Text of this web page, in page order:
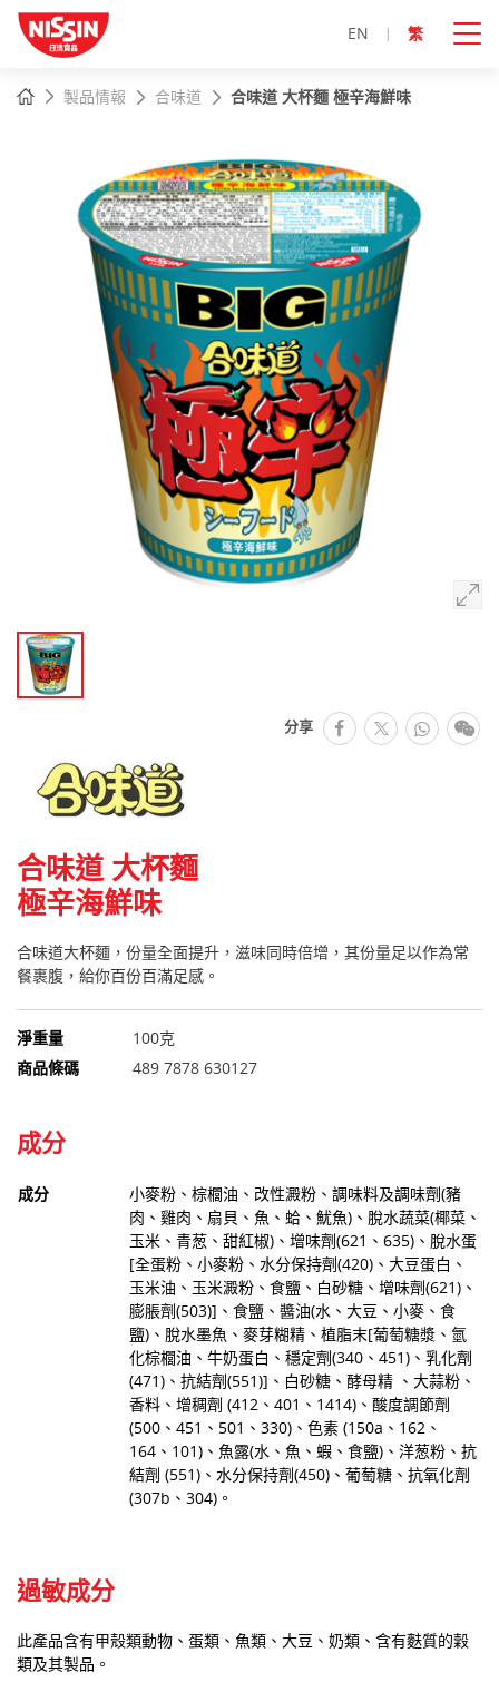
EN 繁
主頁製品情報 合味道 合味道 大杯麵 極辛海鮮味
分享 facebook
推特 微
合味道 大杯麵
極辛海鮮味
合味道大杯麵，份量全面提升，滋味同時倍增，其份量足以作為常
餐裹腹，給你百份百滿足感。
淨重量
100克
商品條碼
489 7878 630127
成分
成分
小麥粉、棕櫚油、改性澱粉、調味料及調味劑(豬
肉、雞肉、扇貝、魚、蛤、魷魚)、脫水蔬菜(椰菜、
玉米、青葱、甜紅椒)、增味劑(621、635)、脫水蛋
[全蛋粉、小麥粉、水分保持劑(420)、大豆蛋白、
玉米油、玉米澱粉、食鹽、白砂糖、增味劑(621)、
膨脹劑(503)]、食鹽、醬油(水、大豆、小麥、食
鹽)、脫水墨魚、麥芽糊精、植脂末[葡萄糖漿、氫
化棕櫚油、牛奶蛋白、穩定劑(340、451)、乳化劑
(471)、抗結劑(551)]、白砂糖、酵母精 、大蒜粉、
香料、增稠劑 (412、401、1414)、酸度調節劑
(500、451、501、330)、色素 (150a、162、
164、101)、魚露(水、魚、蝦、食鹽)、洋葱粉、抗
結劑 (551)、水分保持劑(450)、葡萄糖、抗氧化劑
(307b、304)。
過敏成分
此產品含有甲殼類動物、蛋類、魚類、大豆、奶類、含有麩質的穀
類及其製品。